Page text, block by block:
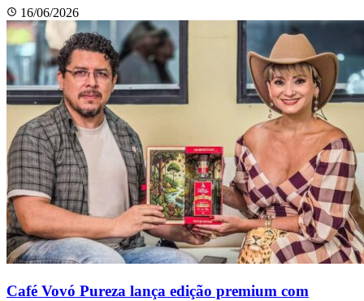
16/06/2026
Café Vovó Pureza lança edição premium com